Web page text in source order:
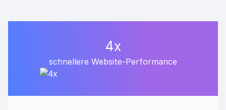
4x
schnellere Website-Performance